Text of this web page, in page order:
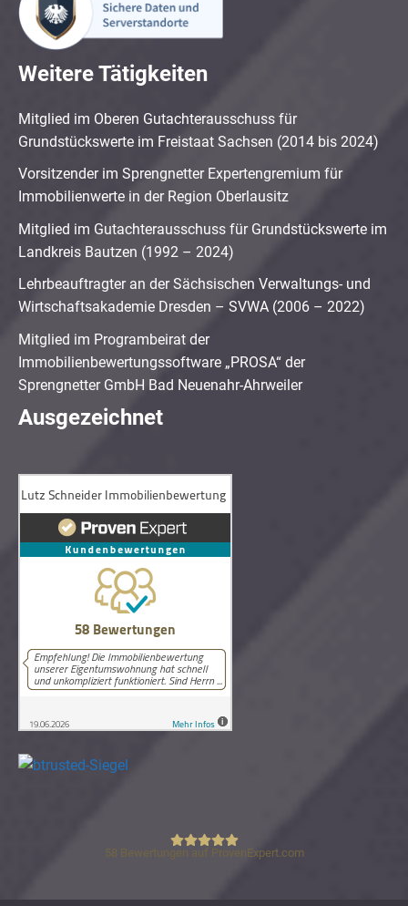
Weitere Tätigkeiten
Mitglied im Oberen Gutachterausschuss für
Grundstückswerte im Freistaat Sachsen (2014 bis 2024)
Vorsitzender im Sprengnetter Expertengremium für
Immobilienwerte in der Region Oberlausitz
Mitglied im Gutachterausschuss für Grundstückswerte im
Landkreis Bautzen (1992 – 2024)
Lehrbeauftragter an der Sächsischen Verwaltungs- und
Wirtschaftsakademie Dresden – SVWA (2006 – 2022)
Mitglied im Programbeirat der
Immobilienbewertungssoftware „PROSA“ der
Sprengnetter GmbH Bad Neuenahr-Ahrweiler
Ausgezeichnet
Lutz Schneider Immobilienbewertung
58 Bewertungen auf ProvenExpert.com